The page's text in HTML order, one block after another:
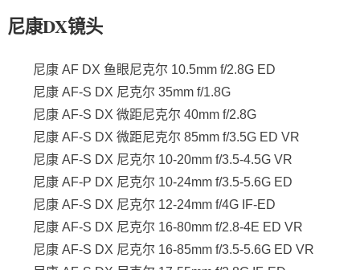
尼康DX镜头
尼康 AF DX 鱼眼尼克尔 10.5mm f/2.8G ED
尼康 AF-S DX 尼克尔 35mm f/1.8G
尼康 AF-S DX 微距尼克尔 40mm f/2.8G
尼康 AF-S DX 微距尼克尔 85mm f/3.5G ED VR
尼康 AF-S DX 尼克尔 10-20mm f/3.5-4.5G VR
尼康 AF-P DX 尼克尔 10-24mm f/3.5-5.6G ED
尼康 AF-S DX 尼克尔 12-24mm f/4G IF-ED
尼康 AF-S DX 尼克尔 16-80mm f/2.8-4E ED VR
尼康 AF-S DX 尼克尔 16-85mm f/3.5-5.6G ED VR